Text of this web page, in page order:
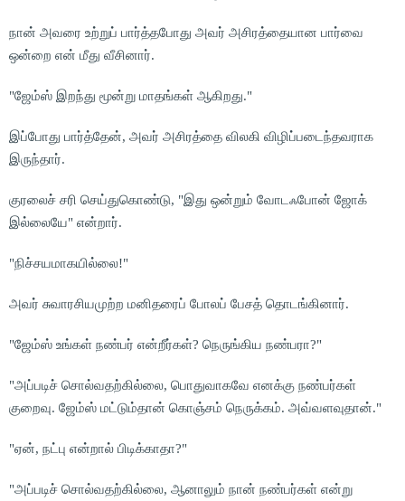
நான் அவரை உற்றுப் பார்த்தபோது அவர் அசிரத்தையான பார்வை
ஒன்றை என் மீது வீசினார்.
"ஜேம்ஸ் இறந்து மூன்று மாதங்கள் ஆகிறது."
இப்போது பார்த்தேன், அவர் அசிரத்தை விலகி விழிப்படைந்தவராக
இருந்தார்.
குரலைச் சரி செய்துகொண்டு, "இது ஒன்றும் வோடஃபோன் ஜோக்
இல்லையே" என்றார்.
"நிச்சயமாகயில்லை!"
அவர் சுவாரசியமுற்ற மனிதரைப் போலப் பேசத் தொடங்கினார்.
"ஜேம்ஸ் உங்கள் நண்பர் என்றீர்கள்? நெருங்கிய நண்பரா?"
"அப்படிச் சொல்வதற்கில்லை, பொதுவாகவே எனக்கு நண்பர்கள்
குறைவு. ஜேம்ஸ் மட்டும்தான் கொஞ்சம் நெருக்கம். அவ்வளவுதான்."
"ஏன், நட்பு என்றால் பிடிக்காதா?"
"அப்படிச் சொல்வதற்கில்லை, ஆனாலும் நான் நண்பர்கள் என்று